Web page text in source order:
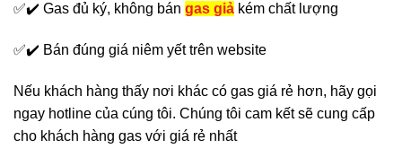
✅✔️ Gas đủ ký, không bán gas giả kém chất lượng
✅✔️ Bán đúng giá niêm yết trên website
Nếu khách hàng thấy nơi khác có gas giá rẻ hơn, hãy gọi
ngay hotline của cúng tôi. Chúng tôi cam kết sẽ cung cấp
cho khách hàng gas với giá rẻ nhất